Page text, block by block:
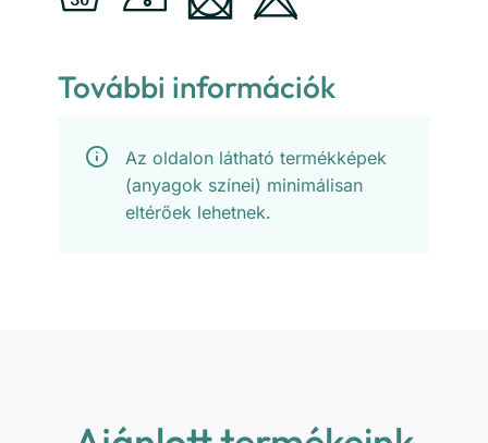
További információk
Az oldalon látható termékképek
(anyagok színei) minimálisan
eltérőek lehetnek.